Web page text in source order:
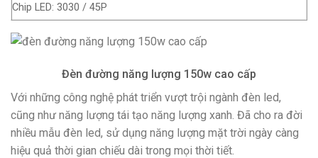
Chip LED: 3030 / 45P
Đèn đường năng lượng 150w cao cấp
Với những công nghệ phát triển vượt trội ngành đèn led,
cũng như năng lượng tái tạo năng lượng xanh. Đã cho ra đời
nhiều mẫu đèn led, sử dụng năng lượng mặt trời ngày càng
hiệu quả thời gian chiếu dài trong mọi thời tiết.